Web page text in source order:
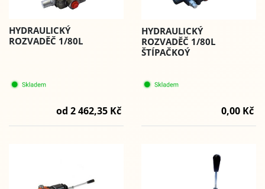
HYDRAULICKÝ
ROZVADĚČ 1/80L
od 2 462,35 Kč
HYDRAULICKÝ
ROZVADĚČ 1/80L
ŠTÍPAČKOÝ
0,00 Kč